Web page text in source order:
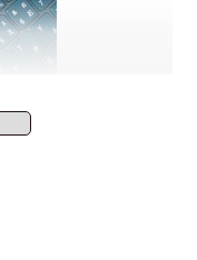
た整骨院ができた」
。
ズになりやすくなり
要だから